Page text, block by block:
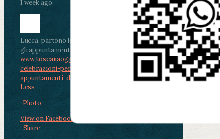
1 week ago
Lucca, partono le celebrazioni per don Aldo Mei:
gli appuntamenti dal 2 al 4 agosto
www.toscanaoggi.it/lucca-partono-le-
celebrazioni-per-don-aldo-mei-gli-
appuntamenti-dal-2-al-4-ago...
See MoreSee
Less
Photo
View on Facebook
· Share